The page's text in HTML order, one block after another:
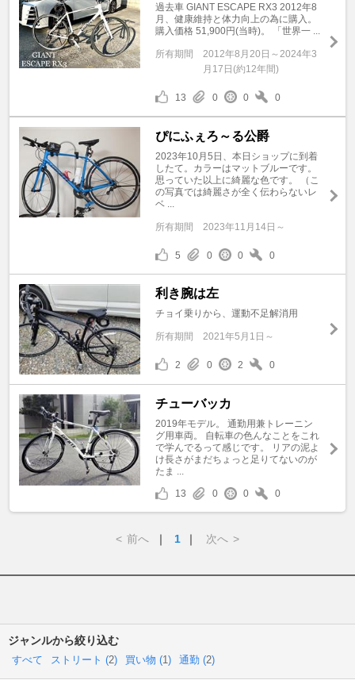
過去車 GIANT ESCAPE RX3 2012年8
月、健康維持と体力向上の為に購入。
購入価格 51,900円(当時)。 「世界一 ...
所有期間
2012年8月20日～2024年3
月17日(約12年間)
13 0 0 0
ぴにふぇろ～る公爵
2023年10月5日、本日ショップに到着
したて。カラーはマットブルーです。
思っていた以上に綺麗な色です。 （こ
の写真では綺麗さが全く伝わらないレ
ベ ...
所有期間 2023年11月14日～
5 0 0 0
利き腕は左
チョイ乗りから、運動不足解消用
所有期間 2021年5月1日～
2 0 2 0
チューバッカ
2019年モデル。 通勤用兼トレーニン
グ用車両。 自転車の色んなことをこれ
で学んでるって感じです。 リアの泥よ
け長さがまだちょっと足りてないのが
たま ...
13
0 0 0
< 前へ ｜ 1 ｜ 次へ >
ジャンルから絞り込む
すべて ストリート (2) 買い物 (1) 通勤 (2)